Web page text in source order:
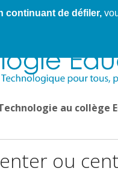
Technologie au
ou
continuant de défiler,